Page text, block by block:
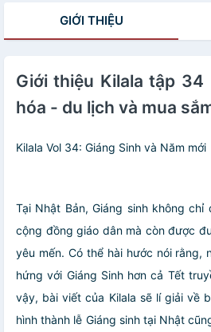
GIỚI THIỆU
Giới thiệu Kilala tập 34
hóa - du lịch và mua
Kilala Vol 34: Giáng Sinh và Năm mới
Tại Nhật Bản, Giáng sinh không
cộng đồng giáo dân mà còn được
yêu mến. Có thể hài hước nói rằng,
hứng với Giáng Sinh hơn cả Tết
vậy, bài viết của Kilala sẽ lí giải về
hình thành lễ Giáng sinh tại Nhật